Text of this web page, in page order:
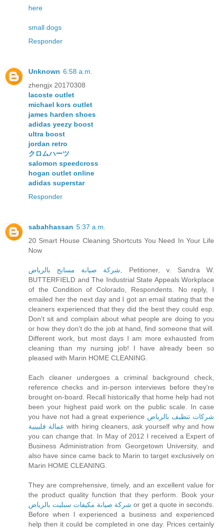
here
small dogs
Responder
Unknown 6:58 a.m.
zhengjx 20170308
lacoste outlet
michael kors outlet
james harden shoes
adidas yeezy boost
ultra boost
jordan retro
クロムハーツ
salomon speedcross
hogan outlet online
adidas superstar
Responder
sabahhassan 5:37 a.m.
20 Smart House Cleaning Shortcuts You Need In Your Life
Now
شركة صيانة مسابح بالرياض , Petitioner, v. Sandra W.
BUTTERFIELD and The Industrial State Appeals Workplace
of the Condition of Colorado, Respondents. No reply, I
emailed her the next day and I got an email stating that the
cleaners experienced that they did the best they could esp.
Don't sit and complain about what people are doing to you
or how they don't do the job at hand, find someone that will.
Different work, but most days I am more exhausted from
cleaning than my nursing job! I have already been so
pleased with Marin HOME CLEANING.
Each cleaner undergoes a criminal background check,
reference checks and in-person interviews before they're
brought on-board. Recall historically that home help had not
been your highest paid work on the public scale. In case
you have not had a great experience شركات تنظيف بالرياض
عمالة فلبينية with hiring cleaners, ask yourself why and how
you can change that. In May of 2012 I received a Expert of
Business Administration from Georgetown University, and
also have since came back to Marin to target exclusively on
Marin HOME CLEANING.
They are comprehensive, timely, and an excellent value for
the product quality function that they perform. Book your
شركة صيانة مكيفات سبليت بالرياض or get a quote in seconds.
Before when I experienced a business and experienced
help then it could be completed in one day. Prices certainly